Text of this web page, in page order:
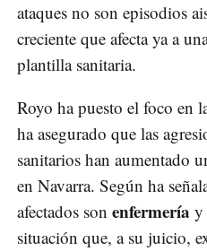
ataques no son episodios
creciente que afecta ya a
plantilla sanitaria.
Royo ha puesto el foco en
ha asegurado que las
sanitarios han aumentado
en Navarra. Según ha
afectados son enfermería y
situación que, a su juicio,